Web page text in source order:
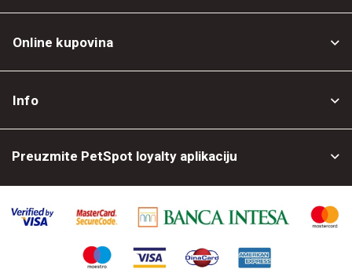
Online kupovina
Info
Preuzmite PetSpot loyalty aplikaciju